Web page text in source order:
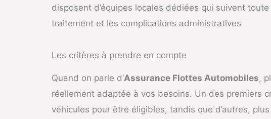
disposent d’équipes locales dédiées qui suivent
traitement et les complications administratives
Les critères à prendre en compte
Quand on parle d’Assurance Flottes Automobiles,
réellement adaptée à vos besoins. Un des premiers
véhicules pour être éligibles, tandis que d’autres,